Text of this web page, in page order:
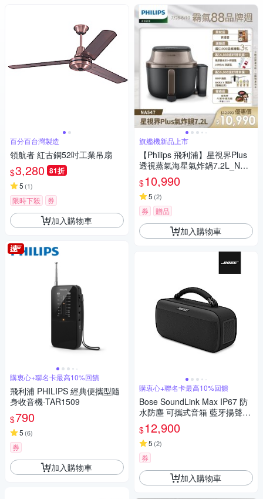
百分百台灣製造
領航者 紅古銅52吋工業吊扇
$3,280 81折
5 (1)
限時下殺 券
加入購物車
購衷心+聯名卡最高10%回饋
飛利浦 PHILIPS 經典便攜型隨
身收音機-TAR1509
$790
5 (6)
券
加入購物車
旗艦機新品上市
【Philips 飛利浦】星視界Plus
透視蒸氣海星氣炸鍋7.2L_NA5
47/07
$10,990
5 (2)
券 贈品
加入購物車
購衷心+聯名卡最高10%回饋
Bose SoundLink Max IP67 防
水防塵 可攜式音箱 藍牙揚聲器
黑色
$12,900
5 (2)
券
加入購物車